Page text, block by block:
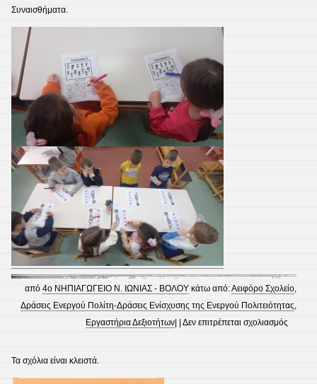
Συναισθήματα.
από4ο ΝΗΠΙΑΓΩΓΕΙΟ Ν. ΙΩΝΙΑΣ - ΒΟΛΟΥ κάτω από:Αειφόρο Σχολείο,
Δράσεις Ενεργού Πολίτη-Δράσεις Ενίσχυσης της Ενεργού Πολιτειότητας,
Εργαστήρια Δεξιοτήτων | |Δεν επιτρέπεται σχολιασμός
Τα σχόλια είναι κλειστά.